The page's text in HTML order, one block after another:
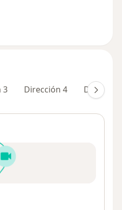
3 Dirección 4 Dirección 5